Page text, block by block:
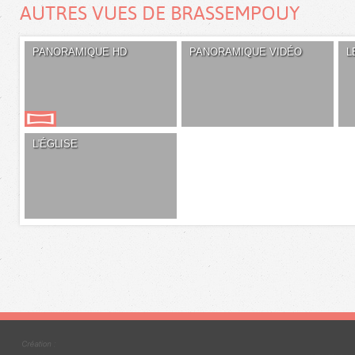
AUTRES VUES DE BRASSEMPOUY
PANORAMIQUE HD PANORAMIQUE VIDÉO
L'ÉGLISE